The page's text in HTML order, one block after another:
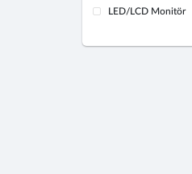
LED/LCD Monitör